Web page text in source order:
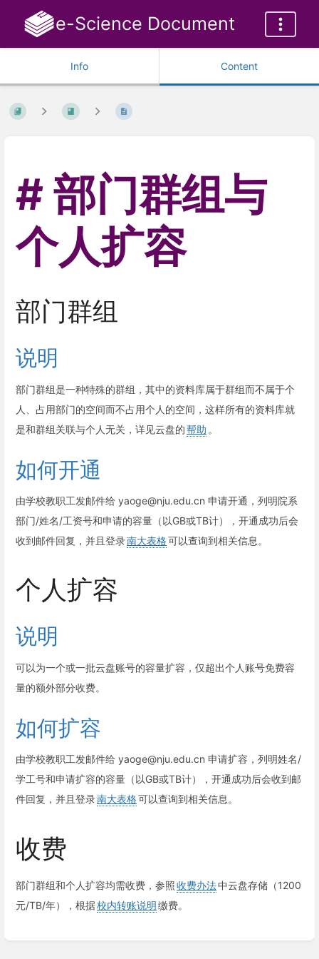
e-Science Document
Info Content
部门群组与
个人扩容
部门群组
说明
部门群组是一种特殊的群组，其中的资料库属于群组而不属于个
人、占用部门的空间而不占用个人的空间，这样所有的资料库就
是和群组关联与个人无关，详见云盘的帮助 。
如何开通
由学校教职工发邮件给 yaoge@nju.edu.cn 申请开通，列明院系
部门/姓名/工资号和申请的容量（以GB或TB计），开通成功后会
收到邮件回复，并且登录南大表格可以查询到相关信息。
个人扩容
说明
可以为一个或一批云盘账号的容量扩容，仅超出个人账号免费容
量的额外部分收费。
如何扩容
由学校教职工发邮件给 yaoge@nju.edu.cn 申请扩容，列明姓名/
学工号和申请扩容的容量（以GB或TB计），开通成功后会收到邮
件回复，并且登录南大表格可以查询到相关信息。
收费
部门群组和个人扩容均需收费，参照收费办法中云盘存储（1200
元/TB/年），根据校内转账说明缴费。